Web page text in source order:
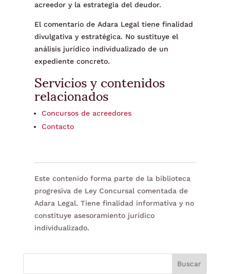
acreedor y la estrategia del deudor.
El comentario de Adara Legal tiene finalidad
divulgativa y estratégica. No sustituye el
análisis jurídico individualizado de un
expediente concreto.
Servicios y contenidos
relacionados
Concursos de acreedores
Contacto
Este contenido forma parte de la biblioteca
progresiva de Ley Concursal comentada de
Adara Legal. Tiene finalidad informativa y no
constituye asesoramiento jurídico
individualizado.